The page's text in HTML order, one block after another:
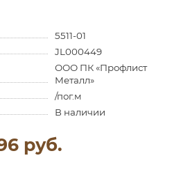
5511-01
JL000449
ООО ПК «Профлист
Металл»
/пог.м
В наличии
руб.